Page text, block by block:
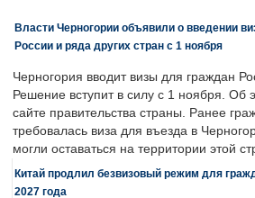
Власти Черногории объявили о введении
России и ряда других стран с 1 ноября
Черногория вводит визы для граждан
Решение вступит в силу с 1 ноября. Об
сайте правительства страны. Ранее
требовалась виза для въезда в
могли оставаться на территории этой
Китай продлил безвизовый режим для
2027 года